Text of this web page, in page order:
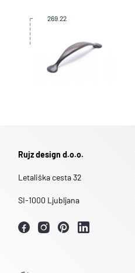
269.22
Rujz design d.o.o.
Letališka cesta 32
SI-1000 Ljubljana